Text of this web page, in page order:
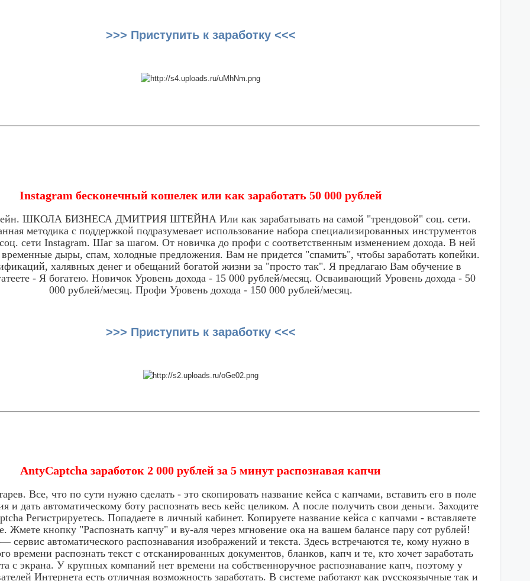
>>> Приступить к заработку <<<
Instagram бесконечный кошелек или как заработать 50 000 рублей
ШКОЛА БИЗНЕСА ДМИТРИЯ ШТЕЙНА Или как зарабатывать на самой "трендовой" соц. сети.
методика с поддержкой подразумевает использование набора специализированных инструментов
соц. сети Instagram. Шаг за шагом. От новичка до профи с соответственным изменением дохода. В ней
дыры, спам, холодные предложения. Вам не придется "спамить", чтобы заработать копейки.
халявных денег и обещаний богатой жизни за "просто так". Я предлагаю Вам обучение в
- Я богатею. Новичок Уровень дохода - 15 000 рублей/месяц. Осваивающий Уровень дохода - 50
000 рублей/месяц. Профи Уровень дохода - 150 000 рублей/месяц.
>>> Приступить к заработку <<<
AntyCaptcha заработок 2 000 рублей за 5 минут распознавая капчи
Все, что по сути нужно сделать - это скопировать название кейса с капчами, вставить его в поле
и дать автоматическому боту распознать весь кейс целиком. А после получить свои деньги. Заходите
Регистрируетесь. Попадаете в личный кабинет. Копируете название кейса с капчами - вставляете
Жмете кнопку "Распознать капчу" и ву-аля через мгновение ока на вашем балансе пару сот рублей!
сервис автоматического распознавания изображений и текста. Здесь встречаются те, кому нужно в
времени распознать текст с отсканированных документов, бланков, капч и те, кто хочет заработать
с экрана. У крупных компаний нет времени на собственноручное распознавание капч, поэтому у
Интернета есть отличная возможность заработать. В системе работают как русскоязычные так и